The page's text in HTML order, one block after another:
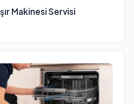
Makinesi Servisi